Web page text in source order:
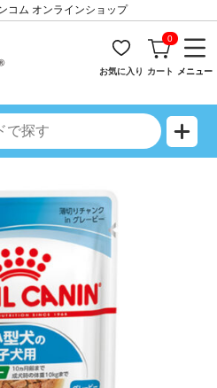
コム オンラインショップ
お気に入り
0
カート メニュー